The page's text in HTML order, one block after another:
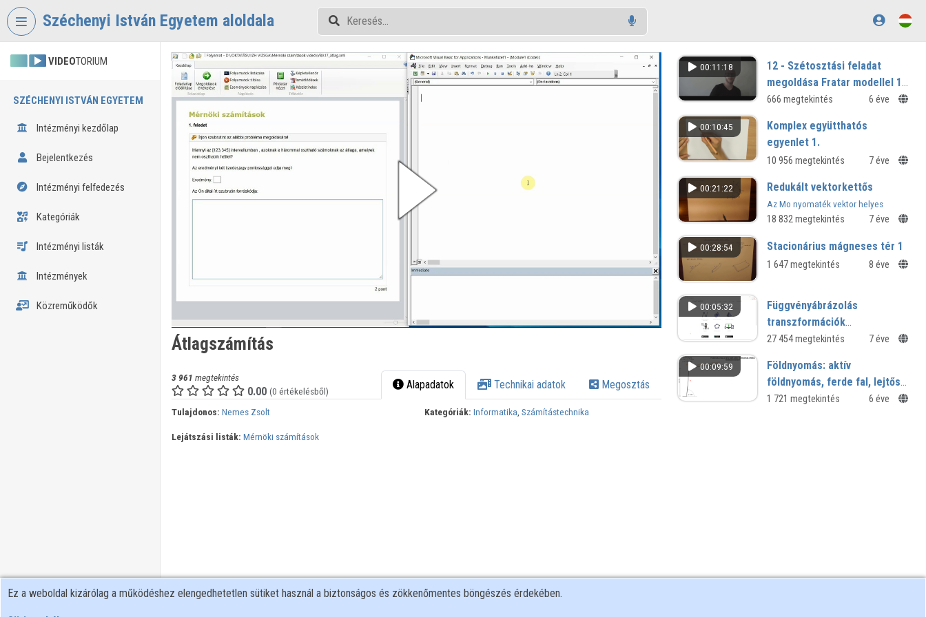
Fejléc kihagyása
Széchenyi István Egyetem aloldala
VIDEOTORIUM
SZÉCHENYI ISTVÁN EGYETEM
Intézményi kezdőlap
Bejelentkezés
Intézményi felfedezés
Kategóriák
Intézményi listák
Intézmények
Közreműködők
Átlagszámítás
3 961 megtekintés
0.00 (0 értékelésből) Alapadatok Technikai adatok Megosztás
Tulajdonos: Nemes Zsolt Kategóriák: Informatika,Számítástechnika
Lejátszási listák: Mérnöki számítások
00:11:18
12 - Szétosztási feladat
megoldása Fratar modellel 1.
rész
666 megtekintés 6 éve
00:10:45
Komplex együtthatós
egyenlet 1.
10 956 megtekintés 7 éve
00:21:22 Redukált vektorkettős
Az Mo nyomaték vektor helyes
végeredménye a videó végén -27,56
18 832 megtekintés 7 éve
00:28:54 Stacionárius mágneses tér 1
1 647 megtekintés 8 éve
00:05:32
Függvényábrázolás
transzformációk
segítségével / Színuszos
27 454 megtekintés 7 éve
00:09:59
Földnyomás: aktív
földnyomás, ferde fal, lejtős
térszín, kötött talaj,
1 721 megtekintés 6 éve
Ez a weboldal kizárólag a működéshez elengedhetetlen sütiket használ a biztonságos és zökkenőmentes böngészés érdekében.